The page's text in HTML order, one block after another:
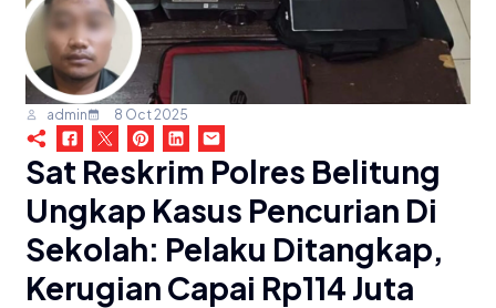
admin 8 Oct 2025
Sat Reskrim Polres Belitung
Ungkap Kasus Pencurian Di
Sekolah: Pelaku Ditangkap,
Kerugian Capai Rp114 Juta